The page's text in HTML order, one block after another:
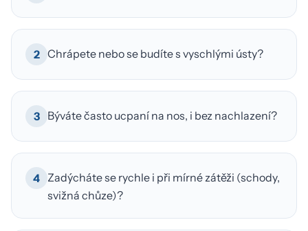
2 Chrápete nebo se budíte s vyschlými ústy?
3 Býváte často ucpaní na nos, i bez nachlazení?
4 Zadýcháte se rychle i při mírné zátěži (schody,
svižná chůze)?